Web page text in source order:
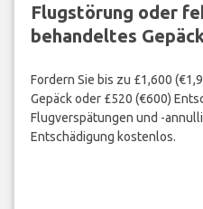
Flugstörung oder
behandeltes
Fordern Sie bis zu £1,600
Gepäck oder £520 (€600)
Flugverspätungen und -
Entschädigung kostenlos.